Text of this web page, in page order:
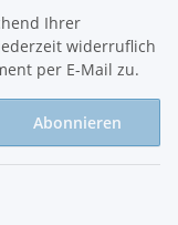
Ihrer
widerruflich
per E-Mail zu.
Abonnieren